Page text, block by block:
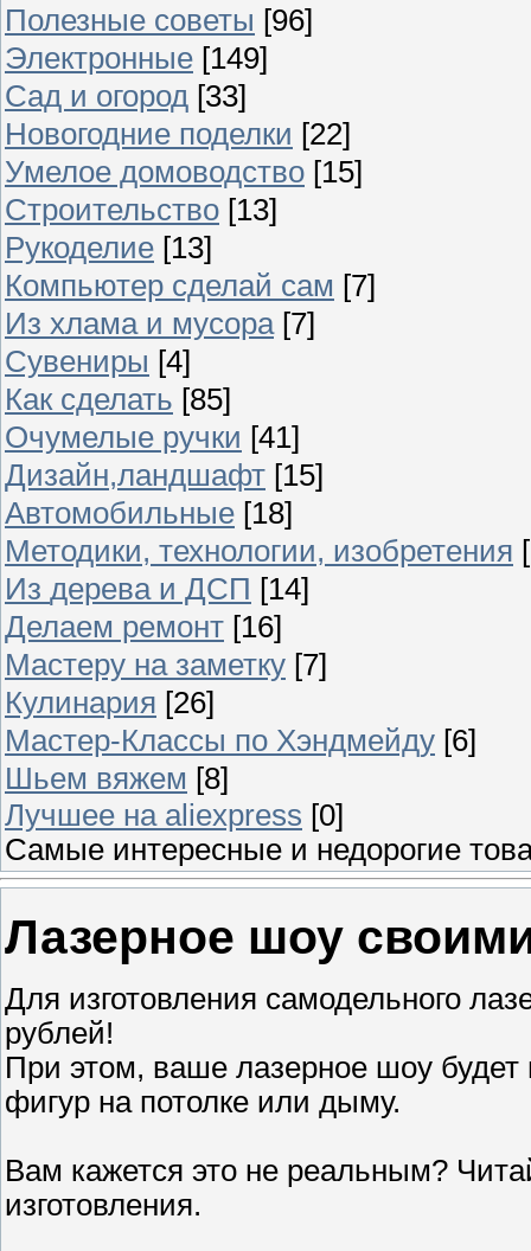
Полезные советы [96]
Электронные [149]
Сад и огород [33]
Новогодние поделки [22]
Умелое домоводство [15]
Строительство [13]
Рукоделие [13]
Компьютер сделай сам [7]
Из хлама и мусора [7]
Сувениры [4]
Как сделать [85]
Очумелые ручки [41]
Дизайн,ландшафт [15]
Автомобильные [18]
Методики, технологии, изобретения
Из дерева и ДСП [14]
Делаем ремонт [16]
Мастеру на заметку [7]
Кулинария [26]
Мастер-Классы по Хэндмейду [6]
Шьем вяжем [8]
Лучшее на aliexpress [0]
Самые
Лазерное шоу
Для изготовления самодельного
рублей!
При этом, ваше лазерное шоу будет
фигур на потолке или дыму.
Вам кажется это не реальным?
изготовления.